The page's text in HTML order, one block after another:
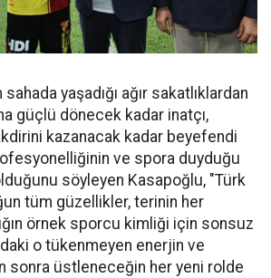
sahada yaşadığı ağır sakatlıklardan
güçlü dönecek kadar inatçı,
kazanacak kadar beyefendi
ve spora duyduğu
söyleyen Kasapoğlu, "Türk
tüm güzellikler, terinin her
örnek sporcu kimliği için sonsuz
o tükenmeyen enerjin ve
sonra üstleneceğin her yeni rolde